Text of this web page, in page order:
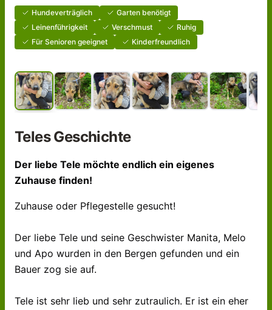
Hundeverträglich
Garten benötigt
Leinenführigkeit
Verschmust
Ruhig
Für Senioren geeignet
Kinderfreundlich
Teles Geschichte
Der liebe Tele möchte endlich ein eigenes
Zuhause finden!
Zuhause oder Pflegestelle gesucht!
Der liebe Tele und seine Geschwister Manita, Melo
und Apo wurden in den Bergen gefunden und ein
Bauer zog sie auf.
Tele ist sehr lieb und sehr zutraulich. Er ist ein eher